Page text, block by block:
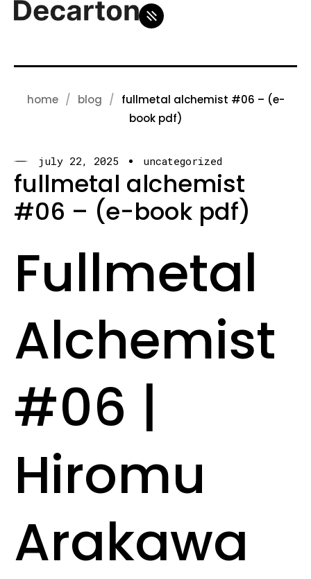
home blog
fullmetal alchemist #06 – (e-
book pdf)
july 22, 2025 uncategorized
fullmetal alchemist
#06 – (e-book pdf)
Fullmetal
Alchemist
#06 |
Hiromu
Arakawa